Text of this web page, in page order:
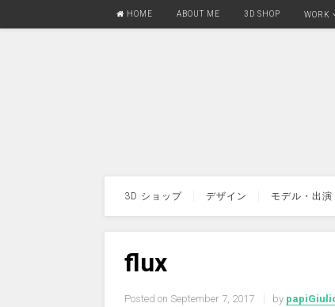
HOME ABOUT ME 3D SHOP WORK
3D ショップ デザイン モデル・出演
flux
Posted on September 7, 2017 by